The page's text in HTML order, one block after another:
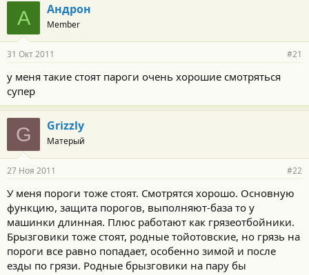
А Андрон
Member
31 Окт 2011 #21
у меня такие стоят пароги очень хорошие смотряться
супер
G Grizzly
Матерый
27 Ноя 2011 #22
У меня пороги тоже стоят. Смотрятся хорошо. Основную
функцию, защита порогов, выполняют-база то у
машинки длинная. Плюс работают как грязеотбойники.
Брызговики тоже стоят, родные тойотовские, но грязь на
пороги все равно попадает, особенно зимой и после
езды по грязи. Родные брызговики на пару бы